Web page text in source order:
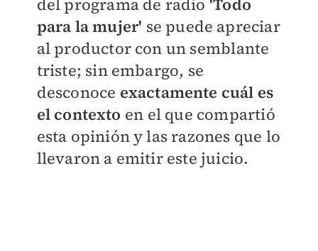
para la mujer' se puede apreciar
al productor con un semblante
triste; sin embargo, se
desconoce exactamente cuál es
el contexto en el que compartió
esta opinión y las razones que lo
llevaron a emitir este juicio.